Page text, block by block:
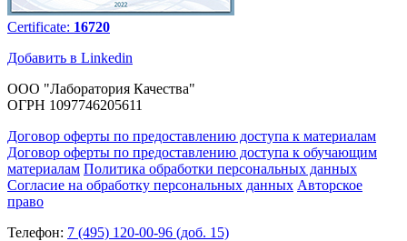
Certificate: 16720
Добавить в Linkedin
ООО "Лаборатория Качества"
ОГРН 1097746205611
Договор оферты по предоставлению доступа к материалам
Договор оферты по предоставлению доступа к обучающим
материалам Политика обработки персональных данных
Согласие на обработку персональных данных Авторское
право
Телефон: 7 (495) 120-00-96 (доб. 15)